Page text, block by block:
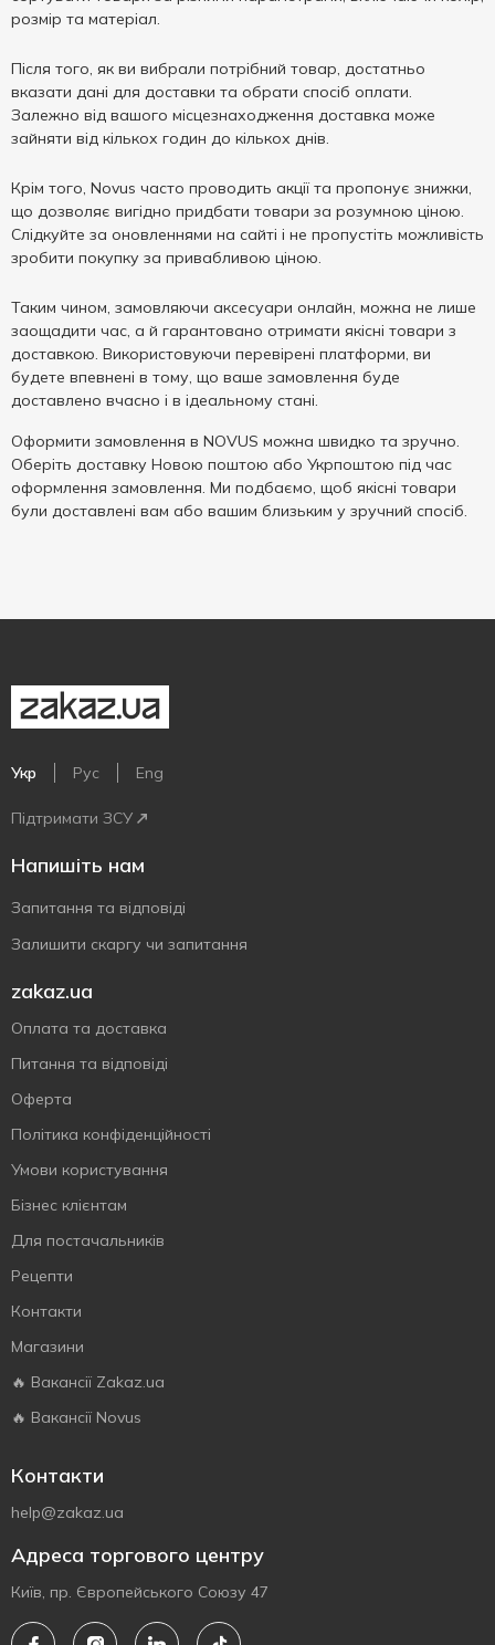
розмір та матеріал.
Після того, як ви вибрали потрібний товар, достатньо
вказати дані для доставки та обрати спосіб оплати.
Залежно від вашого місцезнаходження доставка може
зайняти від кількох годин до кількох днів.
Крім того, Novus часто проводить акції та пропонує знижки,
що дозволяє вигідно придбати товари за розумною ціною.
Слідкуйте за оновленнями на сайті і не пропустіть можливість
зробити покупку за привабливою ціною.
Таким чином, замовляючи аксесуари онлайн, можна не лише
заощадити час, а й гарантовано отримати якісні товари з
доставкою. Використовуючи перевірені платформи, ви
будете впевнені в тому, що ваше замовлення буде
доставлено вчасно і в ідеальному стані.
Оформити замовлення в NOVUS можна швидко та зручно.
Оберіть доставку Новою поштою або Укрпоштою під час
оформлення замовлення. Ми подбаємо, щоб якісні товари
були доставлені вам або вашим близьким у зручний спосіб.
Укр Рус Eng
Підтримати ЗСУ
Напишіть нам
Запитання та відповіді
Залишити скаргу чи запитання
zakaz.ua
Оплата та доставка
Питання та відповіді
Оферта
Політика конфіденційності
Умови користування
Бізнес клієнтам
Для постачальників
Рецепти
Контакти
Магазини
🔥 Вакансії Zakaz.ua
🔥 Вакансії Novus
Контакти
help@zakaz.ua
Адреса торгового центру
Київ, пр. Європейського Союзу 47